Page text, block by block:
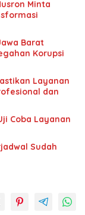
Minta
Barat
Korupsi
Layanan
dan
Coba Layanan
Sudah